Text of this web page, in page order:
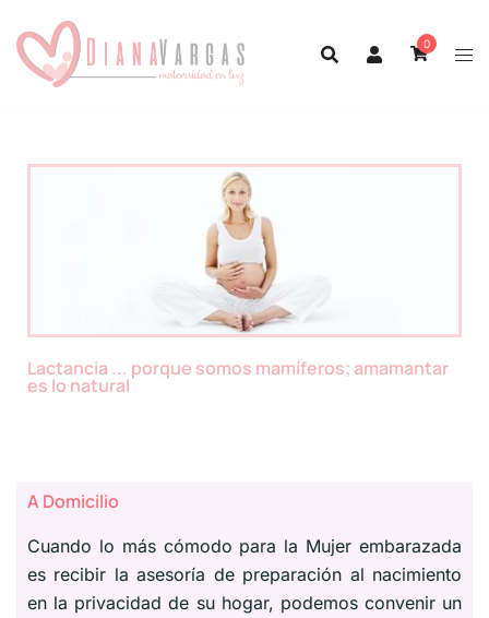
0
Lactancia ... porque somos mamíferos; amamantar
es lo natural
A Domicilio
Cuando lo más cómodo para la Mujer embarazada
es recibir la asesoría de preparación al nacimiento
en la privacidad de su hogar, podemos convenir un